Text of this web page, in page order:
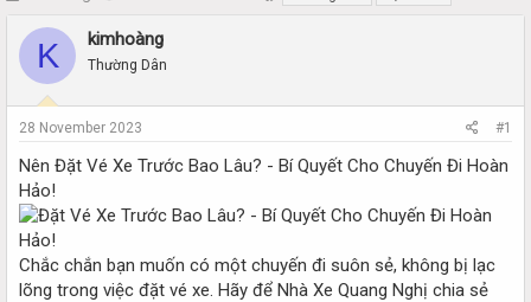
r
a
s
a
t
e
a
a
e
K kimhoàng
Thường Dân
28 November 2023 #1
Nên Đặt Vé Xe Trước Bao Lâu? - Bí Quyết Cho Chuyến Đi Hoàn
Hảo!
Chắc chắn bạn muốn có một chuyến đi suôn sẻ, không bị lạc
lõng trong việc đặt vé xe. Hãy để Nhà Xe Quang Nghị chia sẻ